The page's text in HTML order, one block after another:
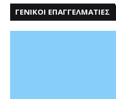
ΓΕΝΙΚΟΙ ΕΠΑΓΓΕΛΜΑΤΙΕΣ